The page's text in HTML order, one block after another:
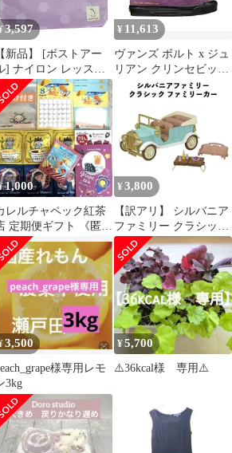
3,597
【新品】 [ボストアー
] ナイロン レッスン
ッグ 撥水 軽量 マチ
き 男の子 女の子 キ
ズ 手提げかばん お稽
バッグ トートバッグ
グレープ 1
¥ 11,613
ヴァンズ ボルト x ジュ
リアン クリンセビッチ
OG スタイル 31 LX グ
レープ 18 ブラック
1,000
レルチャペック紅茶
定期便ギフト 《匿名
送》おまけ付
¥ 3,800
【訳アリ】 シルバニア
ファミリー クラシック
ファミリーカー グリー
ン かわいい 車 女の子
おもちゃ 誕生日 クリス
マス プレゼント
【om159670】
3,500
様専用レモ
3kg
¥5,700
⚠️36kcal様 専用⚠️